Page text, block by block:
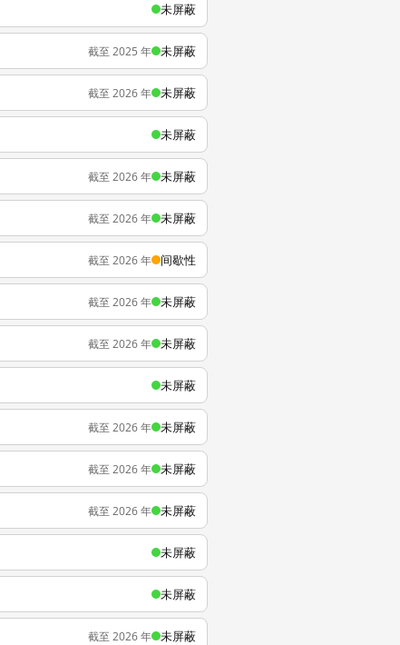
未屏蔽
截至 2025 年 未屏蔽
截至 2026 年 未屏蔽
未屏蔽
截至 2026 年 未屏蔽
截至 2026 年 未屏蔽
截至 2026 年 间歇性
截至 2026 年 未屏蔽
截至 2026 年 未屏蔽
未屏蔽
截至 2026 年 未屏蔽
截至 2026 年 未屏蔽
截至 2026 年 未屏蔽
未屏蔽
未屏蔽
截至 2026 年 未屏蔽